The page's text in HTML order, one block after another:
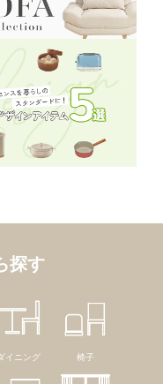
探す
イニング 椅子